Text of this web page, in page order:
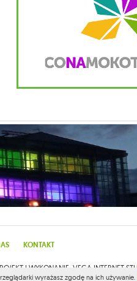
I WYKONANIE: VEGA INTERNET
KONTAKT
wyrażasz zgodę na ich używanie.